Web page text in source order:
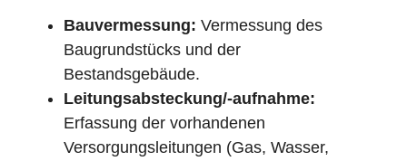
Bauvermessung: Vermessung des
Baugrundstücks und der
Bestandsgebäude.
Leitungsabsteckung/-aufnahme:
Erfassung der vorhandenen
Versorgungsleitungen (Gas, Wasser,